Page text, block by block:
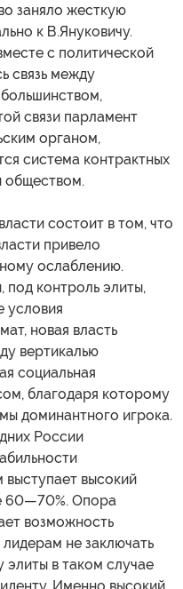
заняло жесткую
к В.Януковичу.
с политической
связь между
связи парламент
органом,
система контрактных
обществом.
состоит в том, что
привело
ослаблению.
под контроль элиты,
условия
новая власть
вертикалью
социальная
благодаря которому
доминантного игрока.
России
высокий
60—70%. Опора
возможность
не заключать
элиты в таком случае
Именно высокий